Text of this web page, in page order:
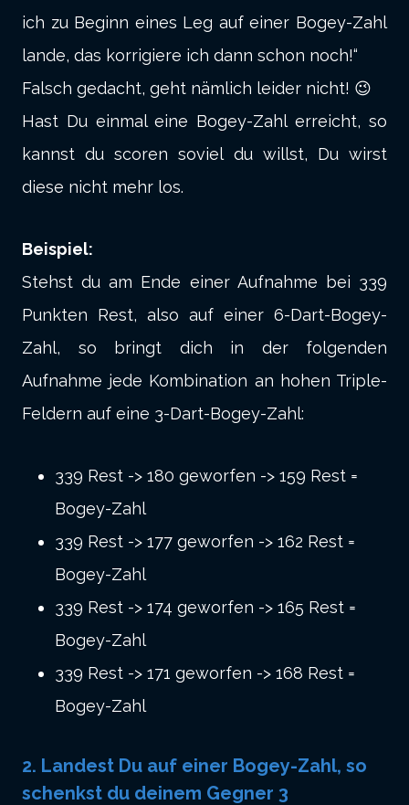
ich zu Beginn eines Leg auf einer Bogey-Zahl
lande, das korrigiere ich dann schon noch!“
Falsch gedacht, geht nämlich leider nicht! 😉
Hast Du einmal eine Bogey-Zahl erreicht, so
kannst du scoren soviel du willst, Du wirst
diese nicht mehr los.
Beispiel:
Stehst du am Ende einer Aufnahme bei 339
Punkten Rest, also auf einer 6-Dart-Bogey-
Zahl, so bringt dich in der folgenden
Aufnahme jede Kombination an hohen Triple-
Feldern auf eine 3-Dart-Bogey-Zahl:
339 Rest -> 180 geworfen -> 159 Rest =
Bogey-Zahl
339 Rest -> 177 geworfen -> 162 Rest =
Bogey-Zahl
339 Rest -> 174 geworfen -> 165 Rest =
Bogey-Zahl
339 Rest -> 171 geworfen -> 168 Rest =
Bogey-Zahl
2. Landest Du auf einer Bogey-Zahl, so
schenkst du deinem Gegner 3